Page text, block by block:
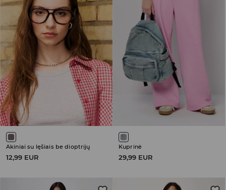
Akiniai su lęšiais be dioptrijų
12,99 EUR
Kuprinė
29,99 EUR